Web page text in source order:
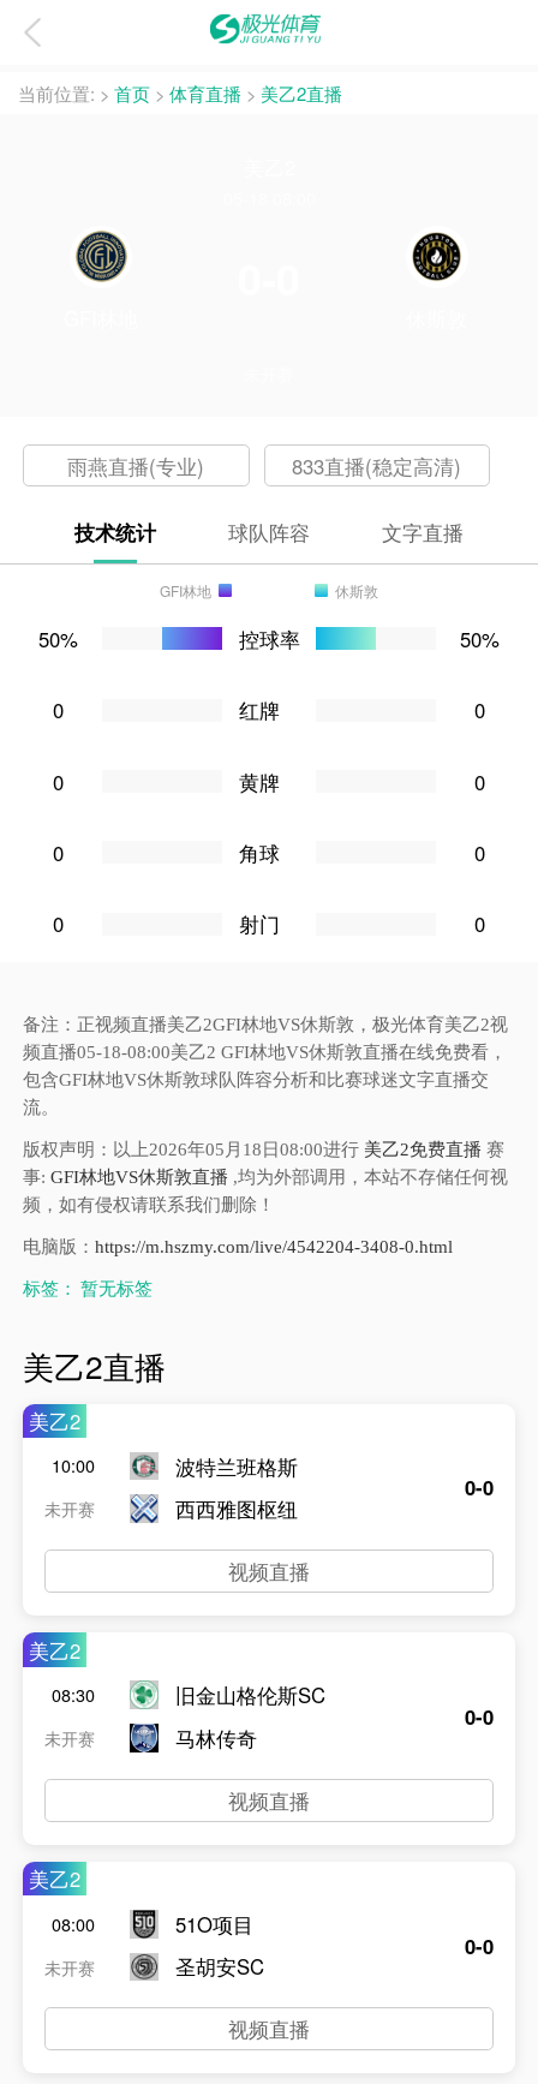
当前位置: > 首页 > 体育直播 > 美乙2直播
雨燕直播(专业) 833直播(稳定高清)
技术统计 球队阵容 文字直播
GFI林地 休斯敦
50% 控球率 50%
0 红牌 0
0 黄牌 0
0 角球 0
0 射门 0
备注：正视频直播美乙2GFI林地VS休斯敦，极光体育美乙2视
频直播05-18-08:00美乙2 GFI林地VS休斯敦直播在线免费看，
包含GFI林地VS休斯敦球队阵容分析和比赛球迷文字直播交
流。
版权声明：以上2026年05月18日08:00进行 美乙2免费直播 赛
事:GFI林地VS休斯敦直播 ,均为外部调用，本站不存储任何视
频，如有侵权请联系我们删除！
电脑版：https://m.hszmy.com/live/4542204-3408-0.html
标签： 暂无标签
美乙2直播
美乙2
10:00
未开赛
波特兰班格斯
西西雅图枢纽
0-0
视频直播
美乙2
08:30
未开赛
旧金山格伦斯SC
马林传奇
0-0
视频直播
美乙2
08:00
未开赛
51O项目
圣胡安SC
0-0
视频直播